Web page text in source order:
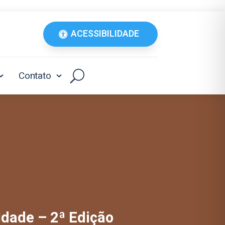
ACESSIBILIDADE
Contato
– 2ª Edição